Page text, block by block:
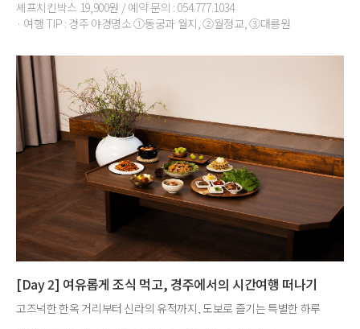
셰프치킨박스 19,900원 / 예약 문의 : 054.777.1034
· 여행 TIP : 경주 야경명소 ①동궁과 월지, ②월정교, ③대릉원
[Day 2] 여유롭게 조식 먹고, 경주에서의 시간여행 떠나기
고즈넉한 한옥 거리부터 신라의 유적까지, 도보로 즐기는 특별한 하루